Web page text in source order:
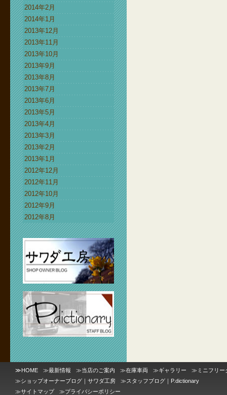
2014年2月
2014年1月
2013年12月
2013年11月
2013年10月
2013年9月
2013年8月
2013年7月
2013年6月
2013年5月
2013年4月
2013年3月
2013年2月
2013年1月
2012年12月
2012年11月
2012年10月
2012年9月
2012年8月
≫HOME ≫最新情報 ≫当店のご案内 ≫在庫車両 ≫ギャラリー ≫ ミニフリー
≫ショップオーナーブログ｜サワダ工房 ≫スタッフブログ｜P.dictionary
≫サイトマップ ≫プライバシーポリシー